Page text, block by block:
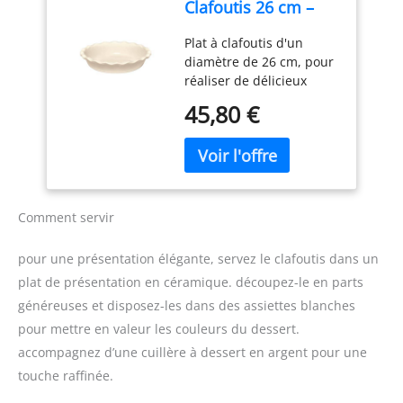
suivre étape par étape
Blender, pichet en
plastique lavable au lave-
vaisselle, gourde nomade
Clafoutis 26 cm –
Résistance Beige
Argile – Cuisson
Moelleuse et Dorée
– Fabriqué en
France
Plat à clafoutis d'un
diamètre de 26 cm, pour
réaliser de délicieux
apple-pie, gâteau aux
pommes et au pain
d'épice… Grâce à son
email résistant de grande
qualité, vous pouvez
rayer. Fabriqué en
céramique, ce matériau
permet une cuisson
homogène pour des plats
cuits à cœur et
savoureux; à table, la
température est
45,80 €
Comment servir
pour une présentation élégante, servez le clafoutis dans un
plat de présentation en céramique. découpez-le en parts
généreuses et disposez-les dans des assiettes blanches
pour mettre en valeur les couleurs du dessert.
accompagnez d’une cuillère à dessert en argent pour une
touche raffinée.